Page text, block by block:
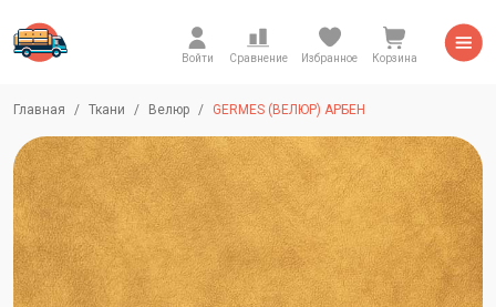
Войти Сравнение Избранное Корзина
Главная Ткани Велюр GERMES (ВЕЛЮР) АРБЕН